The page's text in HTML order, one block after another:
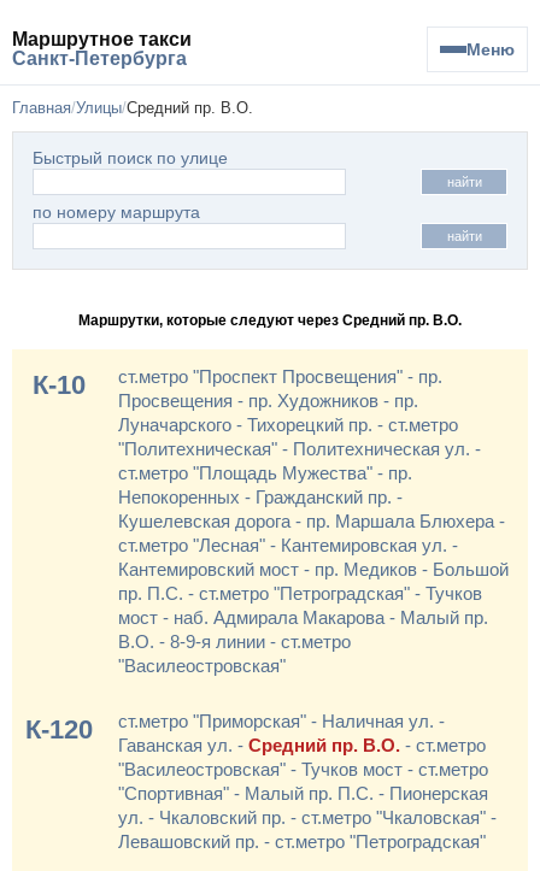
Маршрутное такси
Санкт-Петербурга
Меню
Главная Улицы Средний пр. В.О.
Быстрый поиск по улице
найти
по номеру маршрута
найти
Маршрутки, которые следуют через Средний пр. В.О.
К-10
ст.метро "Проспект Просвещения" - пр.
Просвещения - пр. Художников - пр.
Луначарского - Тихорецкий пр. - ст.метро
"Политехническая" - Политехническая ул. -
ст.метро "Площадь Мужества" - пр.
Непокоренных - Гражданский пр. -
Кушелевская дорога - пр. Маршала Блюхера -
ст.метро "Лесная" - Кантемировская ул. -
Кантемировский мост - пр. Медиков - Большой
пр. П.С. - ст.метро "Петроградская" - Тучков
мост - наб. Адмирала Макарова - Малый пр.
В.О. - 8-9-я линии - ст.метро
"Василеостровская"
К-120
ст.метро "Приморская" - Наличная ул. -
Гаванская ул. - Средний пр. В.О. - ст.метро
"Василеостровская" - Тучков мост - ст.метро
"Спортивная" - Малый пр. П.С. - Пионерская
ул. - Чкаловский пр. - ст.метро "Чкаловская" -
Левашовский пр. - ст.метро "Петроградская"